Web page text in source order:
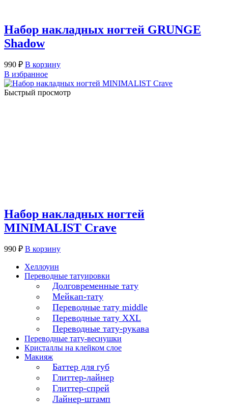
Набор накладных ногтей GRUNGE
Shadow
990 ₽ В корзину
В избранное
Быстрый просмотр
Набор накладных ногтей
MINIMALIST Crave
990 ₽ В корзину
Хеллоуин
Переводные татуировки
Долговременные тату
Мейкап-тату
Переводные тату middle
Переводные тату XXL
Переводные тату-рукава
Переводные тату-веснушки
Кристаллы на клейком слое
Макияж
Баттер для губ
Глиттер-лайнер
Глиттер-спрей
Лайнер-штамп